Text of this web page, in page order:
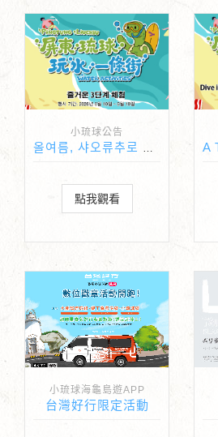
小琉球公告
點我觀看
小琉球海龜島遊APP
台灣好行限定活動